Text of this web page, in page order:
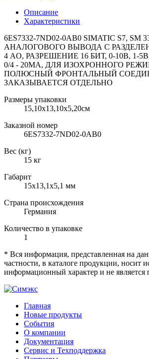
Описание
Характеристики
6ES7332-7ND02-0AB0 SIMATIC S7, SM
АНАЛОГОВОГО ВЫВОДА С
4 AO, РАЗРЕШЕНИЕ 16 БИТ, 0-10В, 1-
0/4 - 20MA, ДЛЯ ИЗОХРОННОГО
ПОЛЮСНЫЙ ФРОНТАЛЬНЫЙ
ЗАКАЗЫВАЕТСЯ ОТДЕЛЬНО
Размеры упаковки
15,10х13,10х5,20см
Заказной номер
6ES7332-7ND02-0AB0
Вес (кг)
15 кг
Габарит
15х13,1х5,1 мм
Страна происхождения
Германия
Количество в упаковке
1
* Вся информация, представленная на
частности, в каталоге продукции, носит
информационный характер и не является
Главная
Новые продукты
События
О компании
Документация
Сервис и Техподдержка